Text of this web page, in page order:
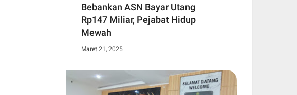
Bebankan ASN Bayar Utang
Rp147 Miliar, Pejabat Hidup
Mewah
Maret 21, 2025